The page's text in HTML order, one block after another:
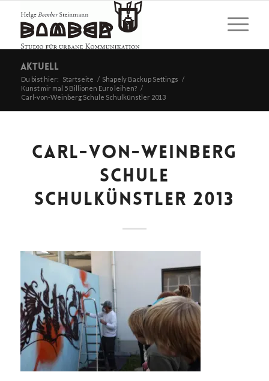
Aktuell
Du bist hier: Startseite / Shapely Backup Settings /
Kunst mir mal 5 Billionen Euro leihen? /
Carl-von-Weinberg Schule Schulkünstler 2013
CARL-VON-WEINBERG
SCHULE
SCHULKÜNSTLER 2013